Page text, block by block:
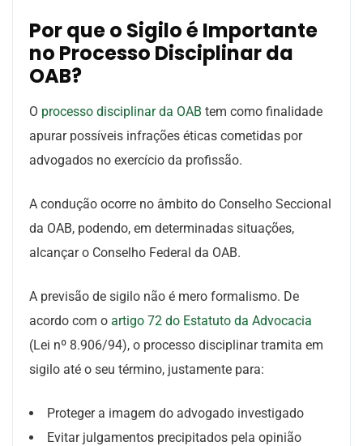
Por que o Sigilo é Importante
no Processo Disciplinar da
OAB?
O processo disciplinar da OAB tem como finalidade
apurar possíveis infrações éticas cometidas por
advogados no exercício da profissão.
A condução ocorre no âmbito do Conselho Seccional
da OAB, podendo, em determinadas situações,
alcançar o Conselho Federal da OAB.
A previsão de sigilo não é mero formalismo. De
acordo com o artigo 72 do Estatuto da Advocacia
(Lei nº 8.906/94), o processo disciplinar tramita em
sigilo até o seu término, justamente para:
Proteger a imagem do advogado investigado
Evitar julgamentos precipitados pela opinião